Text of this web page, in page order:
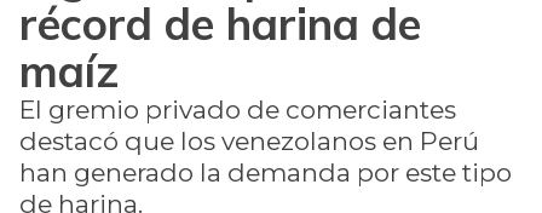
récord de harina de
maíz
El gremio privado de comerciantes
destacó que los venezolanos en Perú
han generado la demanda por este tipo
de harina.